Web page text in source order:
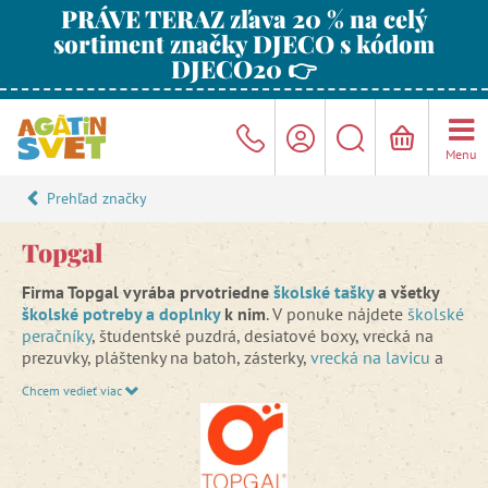
PRÁVE TERAZ zľava 20 % na celý
sortiment značky DJECO s kódom
DJECO20 👉
Menu
Prehľad značky
Topgal
Firma Topgal vyrába prvotriedne školské tašky a všetky
školské potreby a doplnkyk nim. V ponuke nájdete školské
peračníky, študentské puzdrá, desiatové boxy, vrecká na
prezuvky, pláštenky na batoh, zásterky, vrecká na lavicu a
V čom sú školské tašky Topgal tak výnimočné? Firma
Topgal figuruje na českom trhu
Chcem vedieť viac